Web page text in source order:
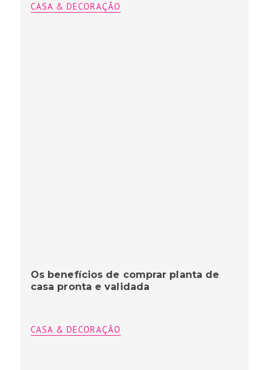
CASA & DECORAÇÃO
Os benefícios de comprar planta de
casa pronta e validada
CASA & DECORAÇÃO